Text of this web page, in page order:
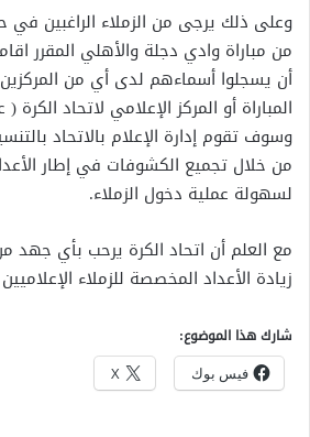
وعلى ذلك يرجى من الزملاء الراغبين في
من مباراة وادي دجلة والأهلي المقرر
أن يسجلوا أسماءهم لدى أي من
المباراة أو المركز الإعلامي لاتحاد
وسوف تقوم إدارة الإعلام بالاتحاد
من خلال تجميع الكشوفات في إطار
لسهولة عملية دخول الزملاء.
مع العلم أن اتحاد الكرة يرحب بأي
زيادة الأعداد المخصصة للزملاء
شارك هذا الموضوع:
فيس بوك X